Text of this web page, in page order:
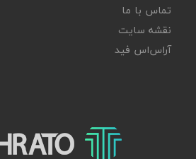
تماس با ما
نقشه سایت
آر‌اس‌اس فید
تکراتو – زندگی با تکنولوژی